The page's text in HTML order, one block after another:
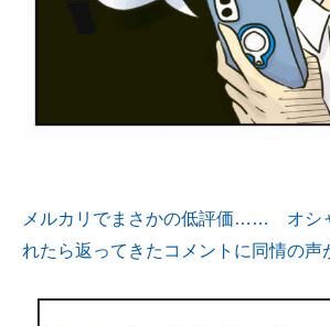
メルカリでまさかの低評価…… オシ
れたら返ってきたコメントに同情の声